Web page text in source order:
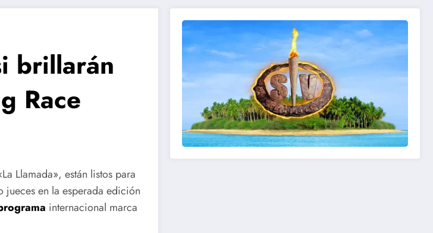
brillarán
Race
Llamada», están listos para
jueces en la esperada edición
internacional marca